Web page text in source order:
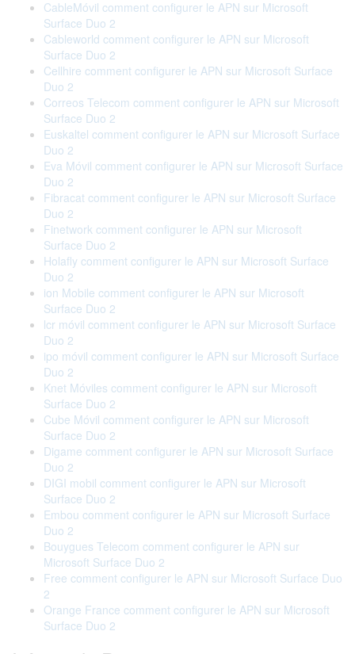
CableMóvil comment configurer le APN sur Microsoft
Surface Duo 2
Cableworld comment configurer le APN sur Microsoft
Surface Duo 2
Cellhire comment configurer le APN sur Microsoft Surface
Duo 2
Correos Telecom comment configurer le APN sur Microsoft
Surface Duo 2
Euskaltel comment configurer le APN sur Microsoft Surface
Duo 2
Eva Móvil comment configurer le APN sur Microsoft Surface
Duo 2
Fibracat comment configurer le APN sur Microsoft Surface
Duo 2
Finetwork comment configurer le APN sur Microsoft
Surface Duo 2
Holafly comment configurer le APN sur Microsoft Surface
Duo 2
ion Mobile comment configurer le APN sur Microsoft
Surface Duo 2
lcr móvil comment configurer le APN sur Microsoft Surface
Duo 2
ipo móvil comment configurer le APN sur Microsoft Surface
Duo 2
Knet Móviles comment configurer le APN sur Microsoft
Surface Duo 2
Cube Móvil comment configurer le APN sur Microsoft
Surface Duo 2
Digame comment configurer le APN sur Microsoft Surface
Duo 2
DIGI mobil comment configurer le APN sur Microsoft
Surface Duo 2
Embou comment configurer le APN sur Microsoft Surface
Duo 2
Bouygues Telecom comment configurer le APN sur
Microsoft Surface Duo 2
Free comment configurer le APN sur Microsoft Surface Duo
2
Orange France comment configurer le APN sur Microsoft
Surface Duo 2